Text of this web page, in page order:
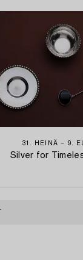
31. HEINÄ − 9.
Silver for